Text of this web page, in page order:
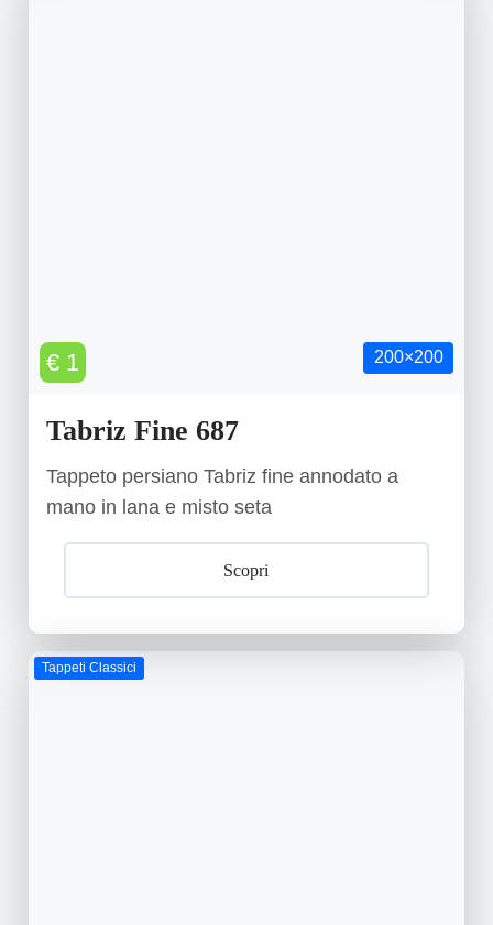
€ 1 200×200
Tabriz Fine 687
Tappeto persiano Tabriz fine annodato a
mano in lana e misto seta
Scopri
Tappeti Classici